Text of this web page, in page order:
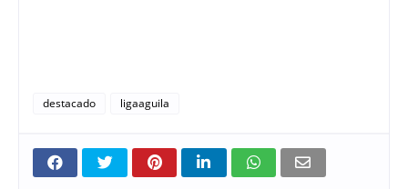
destacado ligaaguila